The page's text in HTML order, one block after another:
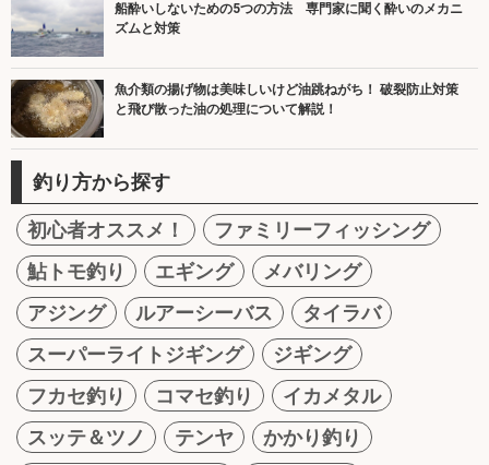
船酔いしないための5つの方法 専門家に聞く酔いのメカニ
ズムと対策
魚介類の揚げ物は美味しいけど油跳ねがち！ 破裂防止対策
と飛び散った油の処理について解説！
釣り方から探す
初心者オススメ！
ファミリーフィッシング
鮎トモ釣り
エギング
メバリング
アジング
ルアーシーバス
タイラバ
スーパーライトジギング
ジギング
フカセ釣り
コマセ釣り
イカメタル
スッテ＆ツノ
テンヤ
かかり釣り